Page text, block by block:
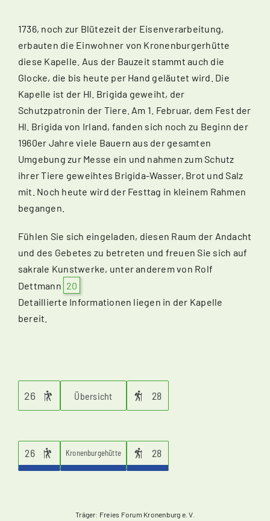
1736, noch zur Blütezeit der Eisenverarbeitung,
erbauten die Einwohner von Kronenburgerhütte
diese Kapelle. Aus der Bauzeit stammt auch die
Glocke, die bis heute per Hand geläutet wird. Die
Kapelle ist der Hl. Brigida geweiht, der
Schutzpatronin der Tiere. Am 1. Februar, dem Fest der
Hl. Brigida von Irland, fanden sich noch zu Beginn der
1960er Jahre viele Bauern aus der gesamten
Umgebung zur Messe ein und nahmen zum Schutz
ihrer Tiere geweihtes Brigida-Wasser, Brot und Salz
mit. Noch heute wird der Festtag in kleinem Rahmen
begangen.
Fühlen Sie sich eingeladen, diesen Raum der Andacht
und des Gebetes zu betreten und freuen Sie sich auf
sakrale Kunstwerke, unter anderem von Rolf
Dettmann 20
Detaillierte Informationen liegen in der Kapelle
bereit.
26 Übersicht 28
26 Kronenburgehütte 28
Träger: Freies Forum Kronenburg e. V.